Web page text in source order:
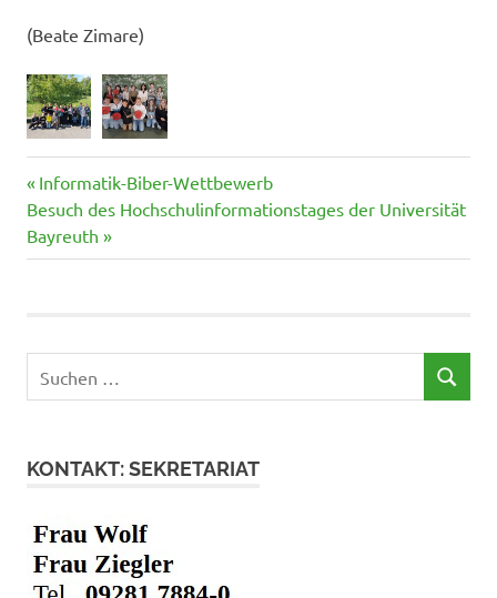
(Beate Zimare)
Beitragsnavigation
Vorheriger
Beitrag:
Informatik-Biber-Wettbewerb
Nächster
Beitrag:
Besuch des Hochschulinformationstages der Universität
Bayreuth
nach:
SUCHEN
KONTAKT: SEKRETARIAT